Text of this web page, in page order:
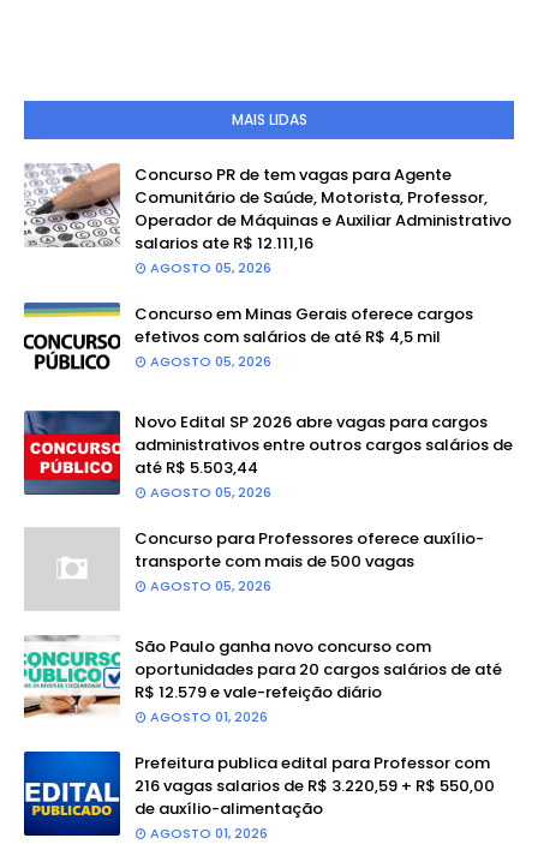
MAIS LIDAS
Concurso PR de tem vagas para Agente
Comunitário de Saúde, Motorista, Professor,
Operador de Máquinas e Auxiliar Administrativo
salarios ate R$ 12.111,16
AGOSTO 05, 2026
Concurso em Minas Gerais oferece cargos
efetivos com salários de até R$ 4,5 mil
AGOSTO 05, 2026
Novo Edital SP 2026 abre vagas para cargos
administrativos entre outros cargos salários de
até R$ 5.503,44
AGOSTO 05, 2026
Concurso para Professores oferece auxílio-
transporte com mais de 500 vagas
AGOSTO 05, 2026
São Paulo ganha novo concurso com
oportunidades para 20 cargos salários de até
R$ 12.579 e vale-refeição diário
AGOSTO 01, 2026
Prefeitura publica edital para Professor com
216 vagas salarios de R$ 3.220,59 + R$ 550,00
de auxílio-alimentação
AGOSTO 01, 2026